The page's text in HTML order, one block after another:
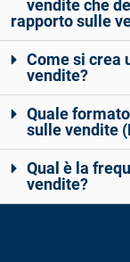
vendite che
rapporto sulle
Come si crea
vendite?
Quale
sulle vendite
Qual è la
vendite?